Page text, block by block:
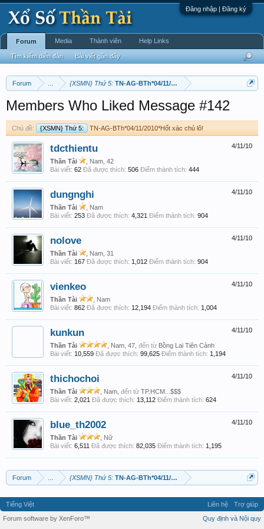
Đăng nhập | Đăng ký
Forum {XSMN} Thứ 5: TN-AG-BTh*04/11/2010*Hốt xác chủ lô!
Members Who Liked Message #142
Chủ đề: {XSMN} Thứ 5: TN-AG-BTh*04/11/2010*Hốt xác chủ lô!
4/11/10
tdcthientu
Thần Tài
, Nam, 42
Bài viết: 62 Đã được thích: 506 Điểm thành tích: 444
4/11/10
dungnghi
Thần Tài
, Nam
Bài viết: 253 Đã được thích: 4,321 Điểm thành tích: 904
4/11/10
nolove
Thần Tài
, Nam, 31
Bài viết: 167 Đã được thích: 1,012 Điểm thành tích: 904
4/11/10
vienkeo
Thần Tài
, Nam
Bài viết: 862 Đã được thích: 12,194 Điểm thành tích: 1,004
4/11/10
kunkun
Thần Tài , Nam, 47, đến từ Bồng Lai Tiên Cảnh
Bài viết: 10,559 Đã được thích: 99,625 Điểm thành tích: 1,194
4/11/10
thichochoi
Thần Tài , Nam, đến từ TP.HCM...$$$
Bài viết: 2,021 Đã được thích: 13,112 Điểm thành tích: 624
4/11/10
blue_th2002
Thần Tài
, Nữ
Bài viết: 6,511 Đã được thích: 82,035 Điểm thành tích: 1,195
Forum {XSMN} Thứ 5: TN-AG-BTh*04/11/2010*Hốt xác chủ lô!
Forum
Tìm kiếm diễn đàn Bài viết gần đây
Media Thành viên Help Links
Tiếng Việt Liên hệ
Trợ giúp
Quy định và Nội quy
Forum software by XenForo™